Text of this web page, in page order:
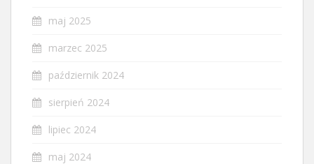
maj 2025
marzec 2025
październik 2024
sierpień 2024
lipiec 2024
maj 2024